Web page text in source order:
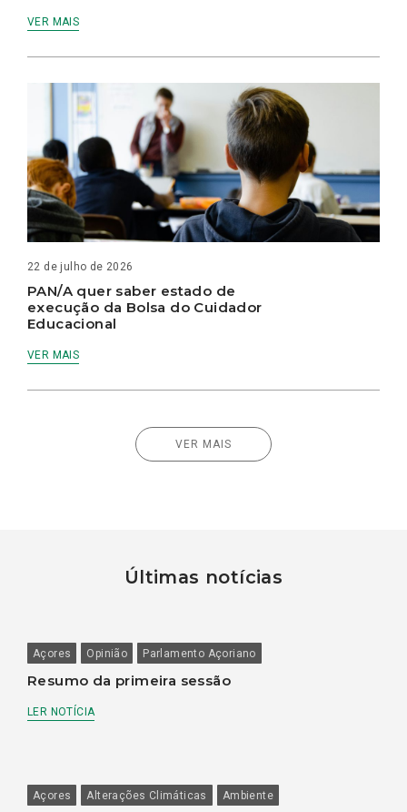
VER MAIS
22 de julho de 2026
PAN/A quer saber estado de
execução da Bolsa do Cuidador
Educacional
VER MAIS
VER MAIS
Últimas notícias
Açores Opinião Parlamento Açoriano
Resumo da primeira sessão
LER NOTÍCIA
Açores Alterações Climáticas Ambiente